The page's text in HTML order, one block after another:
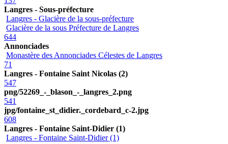
Langres - Sous-préfecture
Langres - Glacière de la sous-préfecture
Glacière de la sous Préfecture de Langres
644
Annonciades
Monastère des Annonciades Célestes de Langres
71
Langres - Fontaine Saint Nicolas (2)
547
png/52269_-_blason_-_langres_2.png
541
jpg/fontaine_st_didier._cordebard_c-2.jpg
608
Langres - Fontaine Saint-Didier (1)
Langres - Fontaine Saint-Didier (1)